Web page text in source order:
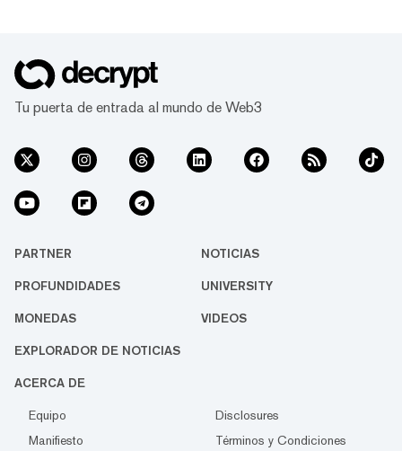
Tu puerta de entrada al mundo de Web3
PARTNER NOTICIAS
PROFUNDIDADES UNIVERSITY
MONEDAS VIDEOS
EXPLORADOR DE NOTICIAS
ACERCA DE
Equipo
Disclosures
Manifiesto
Términos y Condiciones